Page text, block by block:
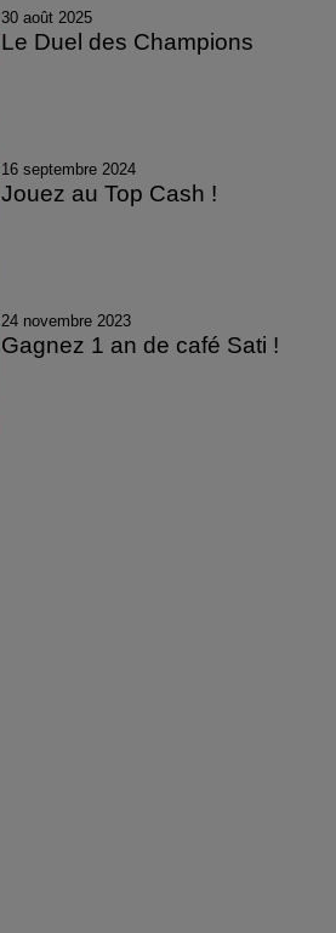
30 août 2025
Le Duel des Champions
16 septembre 2024
Jouez au Top Cash !
24 novembre 2023
Gagnez 1 an de café Sati !